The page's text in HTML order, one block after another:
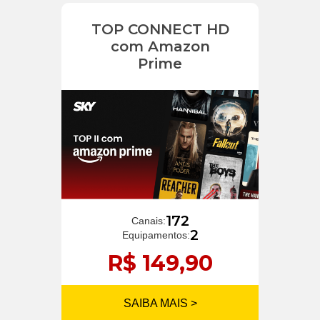
TOP CONNECT HD
com Amazon
Prime
Canais:172
Equipamentos:2
R$ 149,90
SAIBA MAIS >